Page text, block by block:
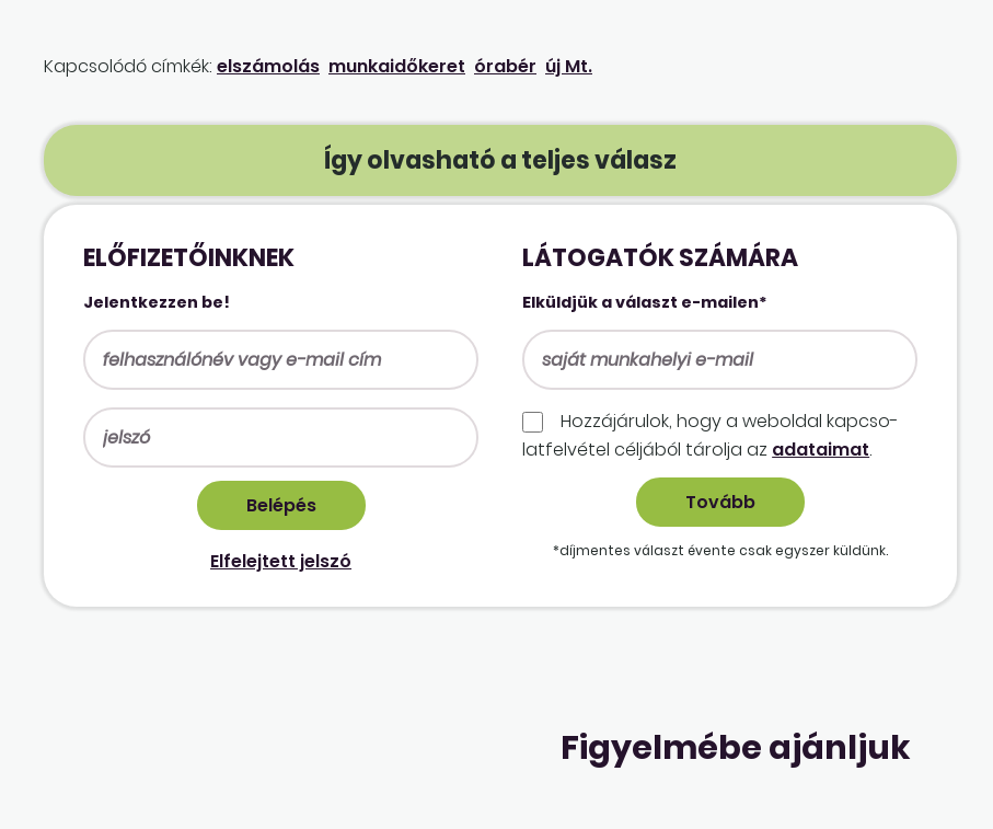
Kapcsolódó címkék: elszámolás munkaidőkeret órabér új Mt.
Így olvasható a teljes válasz
ELŐFIZETŐINKNEK
Jelentkezzen be!
Elfelejtett jelszó
LÁTOGATÓK SZÁMÁRA
Elküldjük a választ e-mailen*
Hozzájárulok, hogy a weboldal kapcso­
lat­felvétel céljából tárolja az adataimat.
*díjmentes választ évente csak egyszer küldünk.
Figyelmébe ajánljuk